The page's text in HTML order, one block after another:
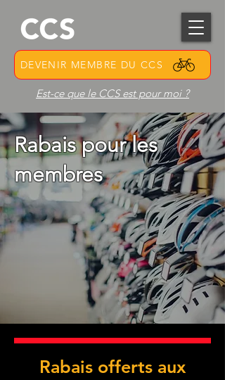
DEVENIR MEMBRE DU CCS
Est-ce que le CCS est pour moi ?
Rabais pour les
membres
Rabais offerts aux